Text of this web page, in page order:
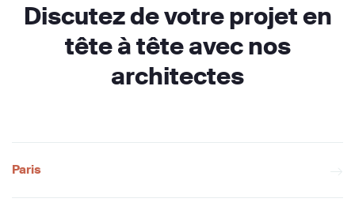
Discutez de votre projet en
tête à tête avec nos
architectes
Paris